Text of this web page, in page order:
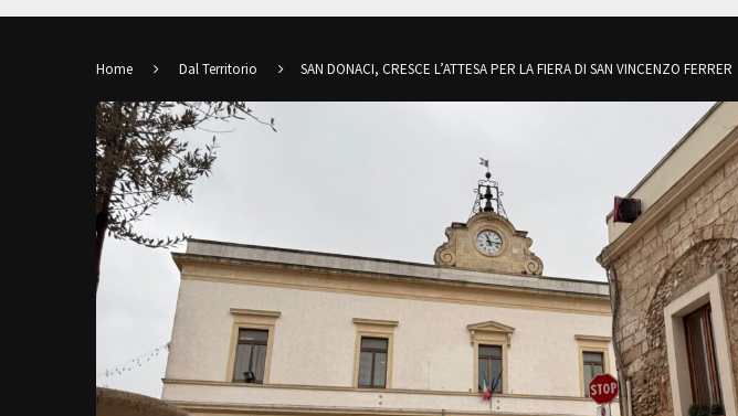
Home Dal Territorio SAN DONACI, CRESCE L’ATTESA PER LA FIERA DI SAN VINCENZO FERRER